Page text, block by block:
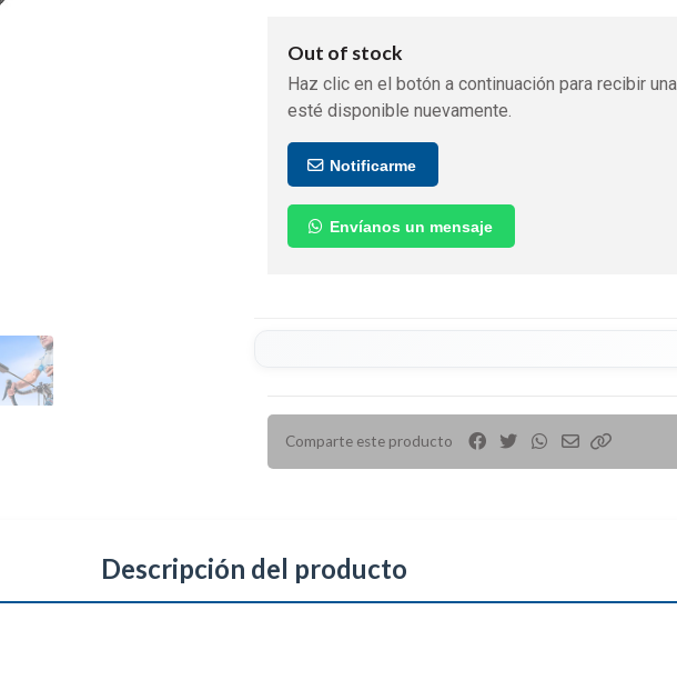
Out of stock
Haz clic en el botón a continuación para recibir
esté disponible nuevamente.
Notificarme
Envíanos un mensaje
Comparte este producto
Descripción del producto